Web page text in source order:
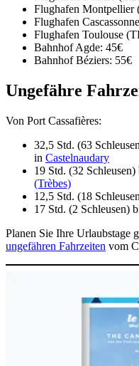
Flughafen Montpellier
Flughafen
Flughafen Toulouse
Bahnhof Agde: 45€
Bahnhof Béziers: 55€
Ungefähre
Von Port Cassafières:
32,5 Std. (63
in Castelnaudary
19 Std. (32
(Trèbes)
12,5 Std. (18
17 Std. (2 Schleusen)
Planen Sie Ihre Urlaubstage
ungefähren Fahrzeiten vom